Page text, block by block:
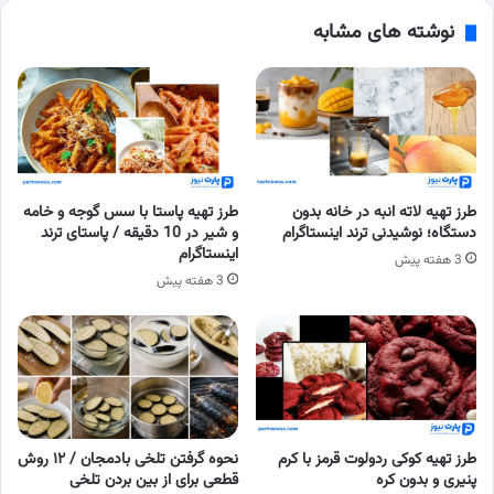
نوشته های مشابه
طرز تهیه لاته انبه در خانه بدون
دستگاه؛ نوشیدنی ترند اینستاگرام
3 هفته پیش
طرز تهیه پاستا با سس گوجه و خامه
و شیر در 10 دقیقه / پاستای ترند
اینستاگرام
3 هفته پیش
طرز تهیه کوکی ردولوت قرمز با کرم
پنیری و بدون کره
نحوه گرفتن تلخی بادمجان / ۱۲ روش
قطعی برای از بین بردن تلخی